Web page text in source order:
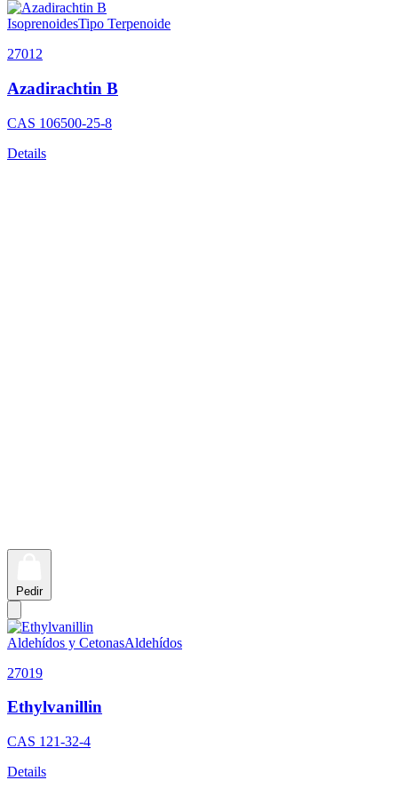
IsoprenoidesTipo Terpenoide
27012
Azadirachtin B
CAS 106500-25-8
Details
Pedir
Aldehídos y CetonasAldehídos
27019
Ethylvanillin
CAS 121-32-4
Details